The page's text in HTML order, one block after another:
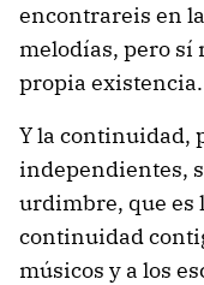
encontrareis en
melodías, pero sí
propia existencia.
Y la continuidad,
independientes,
urdimbre, que es
continuidad
músicos y a los